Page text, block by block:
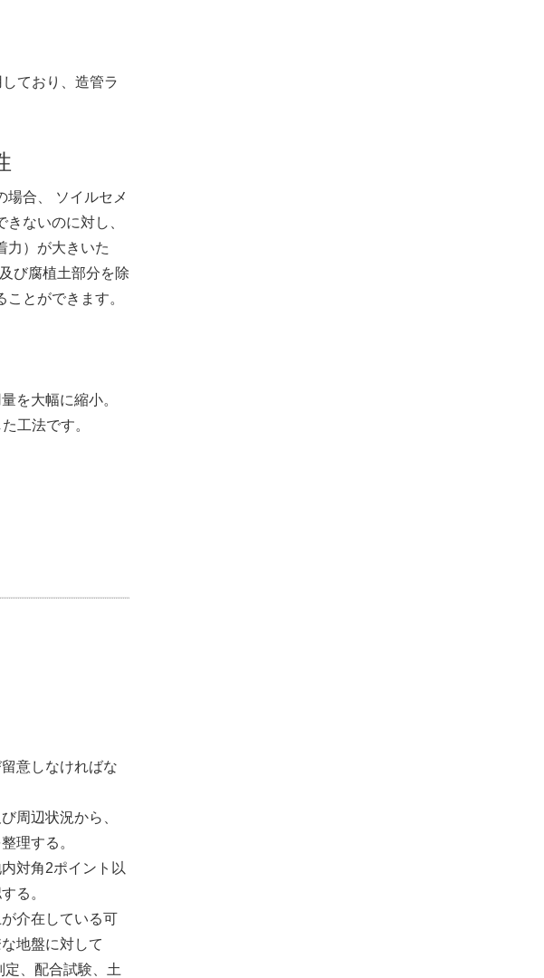
ており、造管ラ
場合、 ソイルセメ
ないのに対し、
力）が大きいた
び腐植土部分を除
とができます。
を大幅に縮小。
工法です。
意しなければな
周辺状況から、
理する。
対角2ポイント以
る。
介在している可
地盤に対して
、配合試験、土